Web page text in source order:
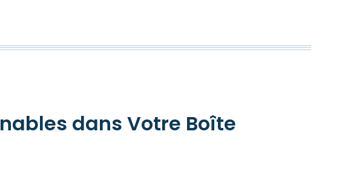
dans Votre Boîte